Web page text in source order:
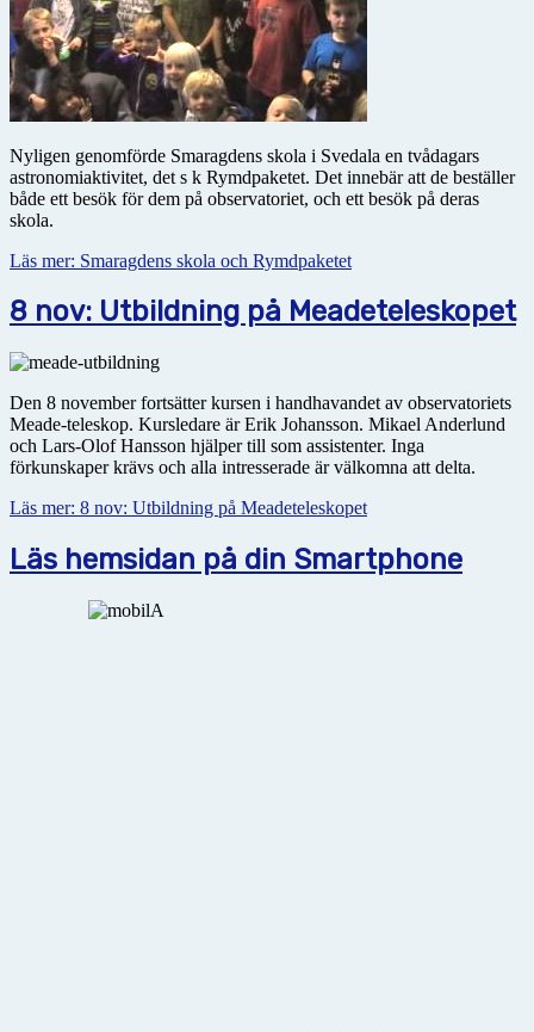
Nyligen genomförde Smaragdens skola i Svedala en tvådagars
astronomiaktivitet, det s k Rymdpaketet. Det innebär att de beställer
både ett besök för dem på observatoriet, och ett besök på deras
skola.
Läs mer: Smaragdens skola och Rymdpaketet
8 nov: Utbildning på Meadeteleskopet
Den 8 november fortsätter kursen i handhavandet av observatoriets
Meade-teleskop. Kursledare är Erik Johansson. Mikael Anderlund
och Lars-Olof Hansson hjälper till som assistenter. Inga
förkunskaper krävs och alla intresserade är välkomna att delta.
Läs mer: 8 nov: Utbildning på Meadeteleskopet
Läs hemsidan på din Smartphone